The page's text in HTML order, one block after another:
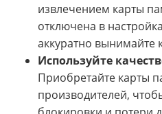
извлечением карты
отключена в
аккуратно вынимайте
Используйте
Приобретайте карты
производителей,